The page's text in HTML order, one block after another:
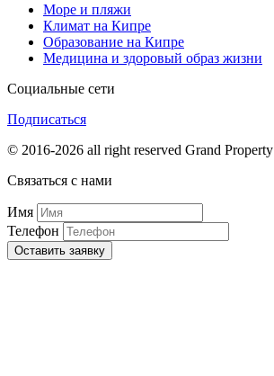
Море и пляжи
Климат на Кипре
Образование на Кипре
Медицина и здоровый образ жизни
Социальные сети
Подписаться
© 2016-2026 all right reserved Grand Property
Связаться с нами
Имя
Телефон
Оставить заявку